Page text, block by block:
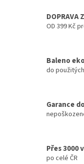
DOPRAVA
OD 399 Kč
Baleno
do
Garance
Přes 3000
po celé ČR